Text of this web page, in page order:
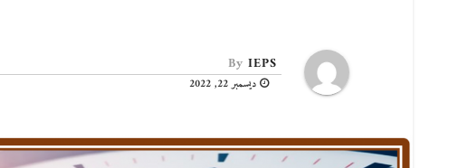
By IEPS
ديسمبر 22, 2022